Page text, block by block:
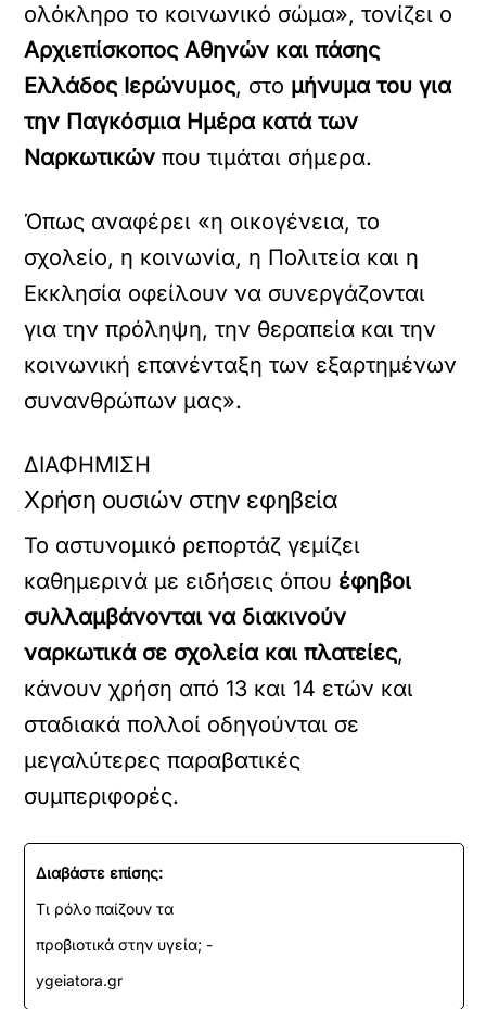
ολόκληρο το κοινωνικό σώμα», τονίζει ο
Αρχιεπίσκοπος Αθηνών και πάσης
Ελλάδος Ιερώνυμος, στο μήνυμα του για
την Παγκόσμια Ημέρα κατά των
Ναρκωτικώνπου τιμάται σήμερα.
Όπως αναφέρει «η οικογένεια, το
σχολείο, η κοινωνία, η Πολιτεία και η
Εκκλησία οφείλουν να συνεργάζονται
για την πρόληψη, την θεραπεία και την
κοινωνική επανένταξη των εξαρτημένων
συνανθρώπων μας».
ΔΙΑΦΗΜΙΣΗ
Χρήση ουσιών στην εφηβεία
Το αστυνομικό ρεπορτάζ γεμίζει
καθημερινά με ειδήσεις όπου έφηβοι
συλλαμβάνονται να διακινούν
ναρκωτικά σε σχολεία και πλατείες,
κάνουν χρήση από 13 και 14 ετών και
σταδιακά πολλοί οδηγούνται σε
μεγαλύτερες παραβατικές
συμπεριφορές.
Διαβάστε επίσης:
Τι ρόλο παίζουν τα
προβιοτικά στην υγεία; -
ygeiatora.gr